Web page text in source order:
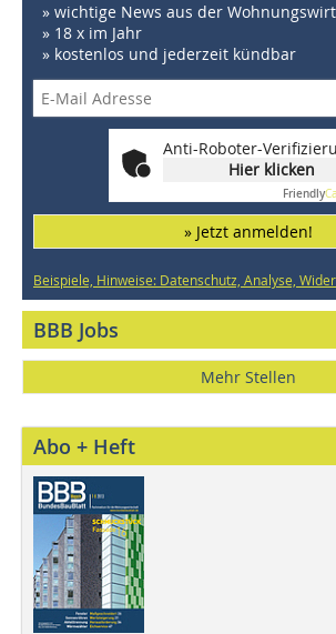
» wichtige News aus der
» 18 x im Jahr
» kostenlos und jederzeit kündbar
Anti-Roboter-
Hier klicken
Friendly
» Jetzt anmelden!
Beispiele, Hinweise: Datenschutz, Analyse,
BBB Jobs
Mehr Stellen
Abo + Heft